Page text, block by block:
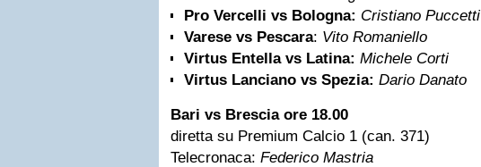
Pro Vercelli vs Bologna: Cristiano Puccetti
Varese vs Pescara: Vito Romaniello
Virtus Entella vs Latina: Michele Corti
Virtus Lanciano vs Spezia: Dario Danato
Bari vs Brescia ore 18.00
diretta su Premium Calcio 1 (can. 371)
Telecronaca: Federico Mastria